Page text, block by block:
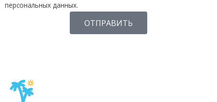
персональных данных.
ОТПРАВИТЬ